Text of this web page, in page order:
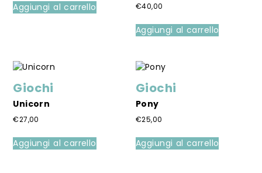
Aggiungi al carrello €40,00
Aggiungi al carrello
Giochi
Unicorn
€27,00
Aggiungi al carrello
Giochi
Pony
€25,00
Aggiungi al carrello